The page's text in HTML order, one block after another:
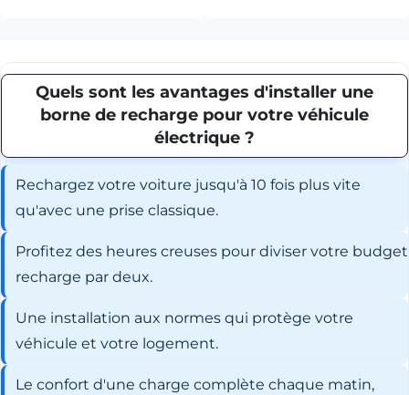
Quels sont les avantages d'installer une
borne de recharge pour votre véhicule
électrique ?
Rechargez votre voiture jusqu'à 10 fois plus vite
qu'avec une prise classique.
Profitez des heures creuses pour diviser votre budget
recharge par deux.
Une installation aux normes qui protège votre
véhicule et votre logement.
Le confort d'une charge complète chaque matin,